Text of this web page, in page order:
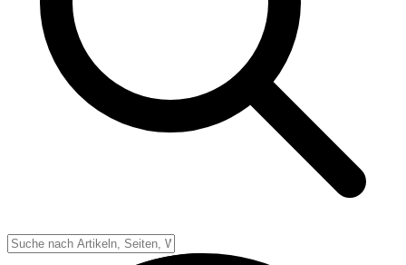
Teams
Tabelle
Football Regeln
Punkte & Scoring